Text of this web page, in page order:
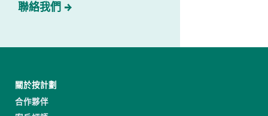
聯絡我們
關於按計劃
合作夥伴